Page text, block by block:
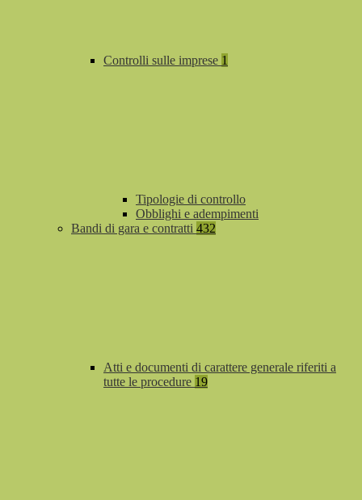
Controlli sulle imprese 1
Tipologie di controllo
Obblighi e adempimenti
Bandi di gara e contratti 432
Atti e documenti di carattere generale riferiti a
tutte le procedure 19